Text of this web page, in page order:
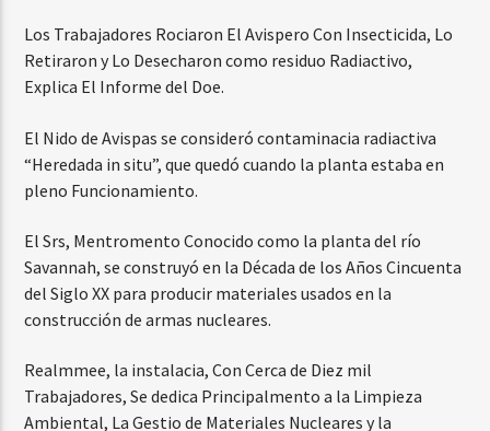
Los Trabajadores Rociaron El Avispero Con Insecticida, Lo
Retiraron y Lo Desecharon como residuo Radiactivo,
Explica El Informe del Doe.
El Nido de Avispas se consideró contaminacia radiactiva
“Heredada in situ”, que quedó cuando la planta estaba en
pleno Funcionamiento.
El Srs, Mentromento Conocido como la planta del río
Savannah, se construyó en la Década de los Años Cincuenta
del Siglo XX para producir materiales usados en la
construcción de armas nucleares.
Realmmee, la instalacia, Con Cerca de Diez mil
Trabajadores, Se dedica Principalmento a la Limpieza
Ambiental, La Gestio de Materiales Nucleares y la